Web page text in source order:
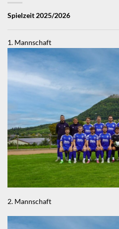
Spielzeit 2025/2026
1. Mannschaft
2. Mannschaft